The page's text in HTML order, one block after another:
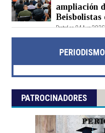
ampliación
Beisbolistas
Posted on 04 Aug
PATROCINADORES